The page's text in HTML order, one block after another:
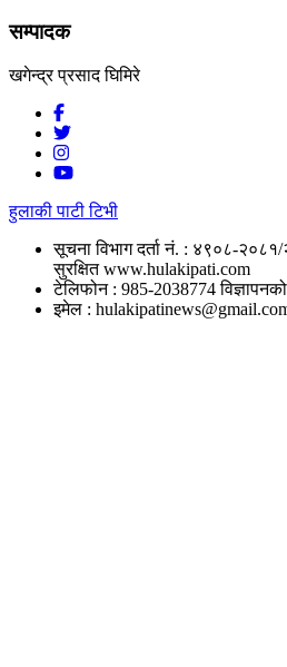
सम्पादक
खगेन्द्र प्रसाद घिमिरे
हुलाकी पाटी टिभी
सूचना विभाग दर्ता नं. : ४९०८-
सुरक्षित www.hulakipati.com
टेलिफोन : 985-2038774
इमेल :